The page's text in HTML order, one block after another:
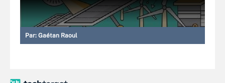
Par: Gaétan Raoul